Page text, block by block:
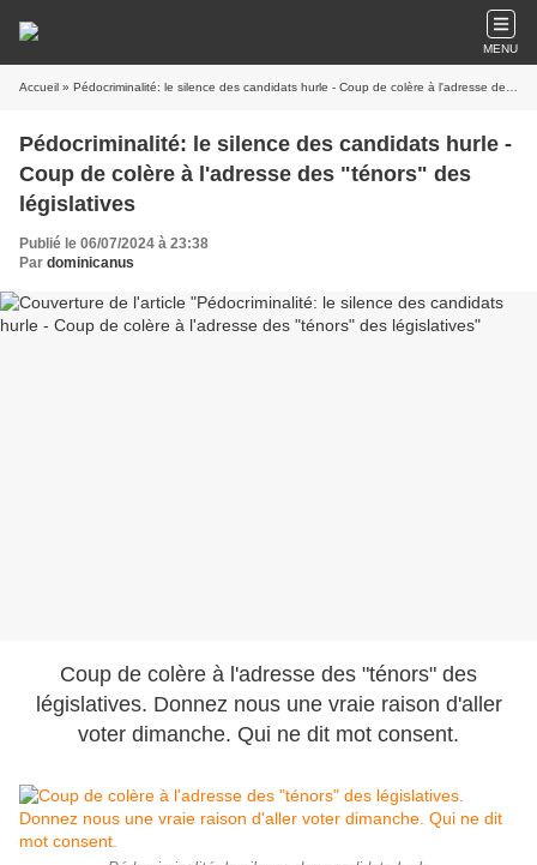
MENU
Accueil » Pédocriminalité: le silence des candidats hurle - Coup de colère à l'adresse des "ténors" des législatives
Pédocriminalité: le silence des candidats hurle -
Coup de colère à l'adresse des "ténors" des
législatives
Publié le 06/07/2024 à 23:38
Par dominicanus
Coup de colère à l'adresse des "ténors" des
législatives. Donnez nous une vraie raison d'aller
voter dimanche. Qui ne dit mot consent.